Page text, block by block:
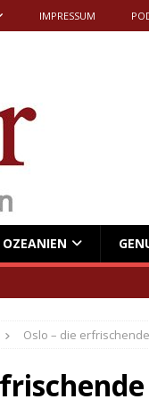
IMPRESSUM
OZEANIEN
Oslo – die